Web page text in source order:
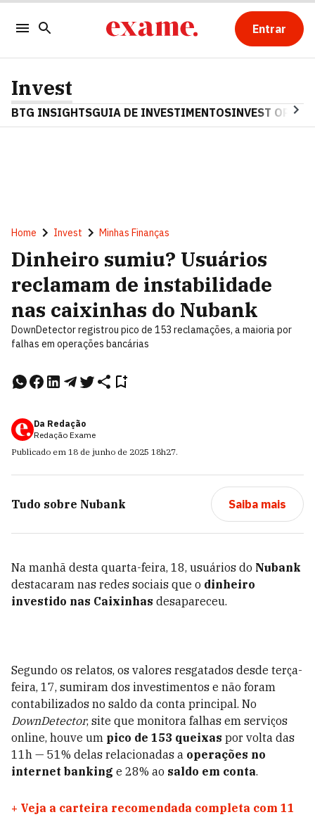
Entrar
Invest
BTG INSIGHTSGUIA DE INVESTIMENTOSINVEST OPINA
Home Invest Minhas Finanças
Dinheiro sumiu? Usuários
reclamam de instabilidade
nas caixinhas do Nubank
DownDetector registrou pico de 153 reclamações, a maioria por
falhas em operações bancárias
Da Redação
Redação Exame
Publicado em 18 de junho de 2025 18h27.
Tudo sobre Nubank Saiba mais
Na manhã desta quarta-feira, 18, usuários do Nubank
destacaram nas redes sociais que o dinheiro
investido nas Caixinhas desapareceu.
Segundo os relatos, os valores resgatados desde terça-
feira, 17, sumiram dos investimentos e não foram
contabilizados no saldo da conta principal. No
DownDetector, site que monitora falhas em serviços
online, houve um pico de 153 queixas por volta das
11h — 51% delas relacionadas a operações no
internet banking e 28% ao saldo em conta.
+ Veja a carteira recomendada completa com 11